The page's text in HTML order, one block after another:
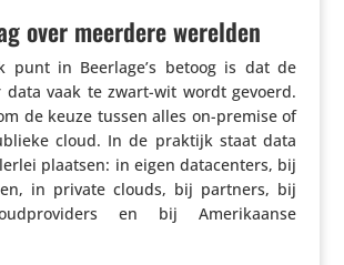
over meerdere werelden
punt in Beerlage’s betoog is dat de
data vaak te zwart-wit wordt gevoerd.
de keuze tussen alles on-premise of
cloud. In de praktijk staat data
plaatsen: in eigen data­cen­ters, bij
in private clouds, bij partners, bij
en bij Ameri­kaanse